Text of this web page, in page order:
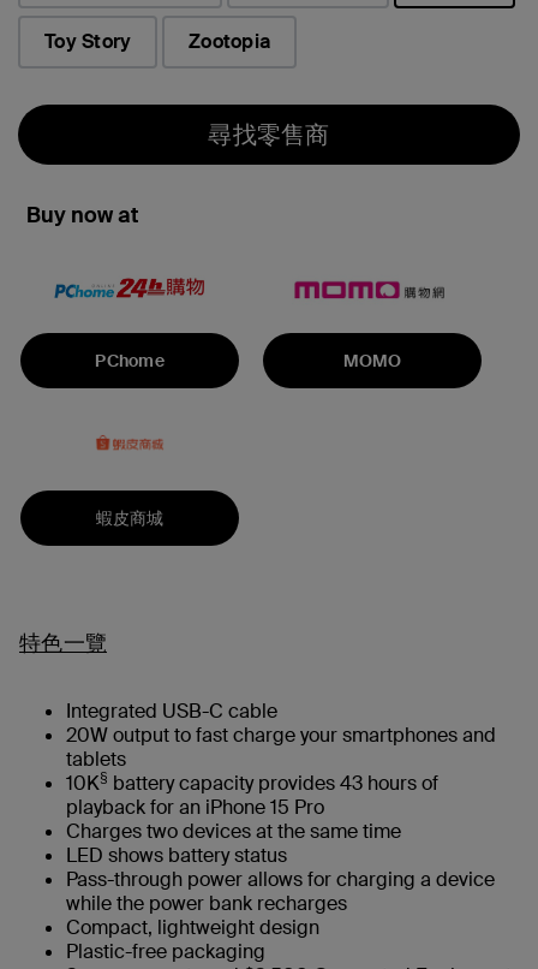
Toy Story
Zootopia
尋找零售商
Buy now at
PChome MOMO
蝦皮商城
特色一覽
Integrated USB-C cable
20W output to fast charge your smartphones and
tablets
10K§ battery capacity provides 43 hours of
playback for an iPhone 15 Pro
Charges two devices at the same time
LED shows battery status
Pass-through power allows for charging a device
while the power bank recharges
Compact, lightweight design
Plastic-free packaging